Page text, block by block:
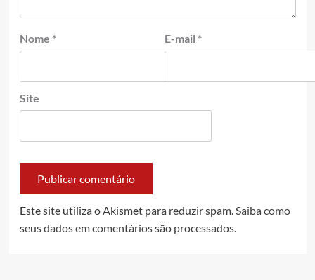
Nome * E-mail *
Site
Este site utiliza o Akismet para reduzir spam.Saiba como
seus dados em comentários são processados.